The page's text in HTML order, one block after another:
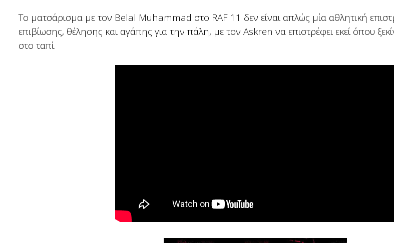
Το ματσάρισμα με τον Belal Muhammad στο RAF 11 δεν είναι απλώς μία αθλητική
επιβίωσης, θέλησης και αγάπης για την πάλη, με τον Askren να επιστρέφει εκεί όπου
στο ταπί.